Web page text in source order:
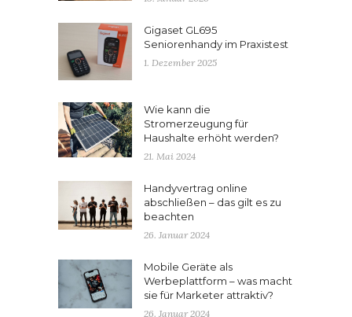
Gigaset GL695
Seniorenhandy im Praxistest
1. Dezember 2025
Wie kann die
Stromerzeugung für
Haushalte erhöht werden?
21. Mai 2024
Handyvertrag online
abschließen – das gilt es zu
beachten
26. Januar 2024
Mobile Geräte als
Werbeplattform – was macht
sie für Marketer attraktiv?
26. Januar 2024